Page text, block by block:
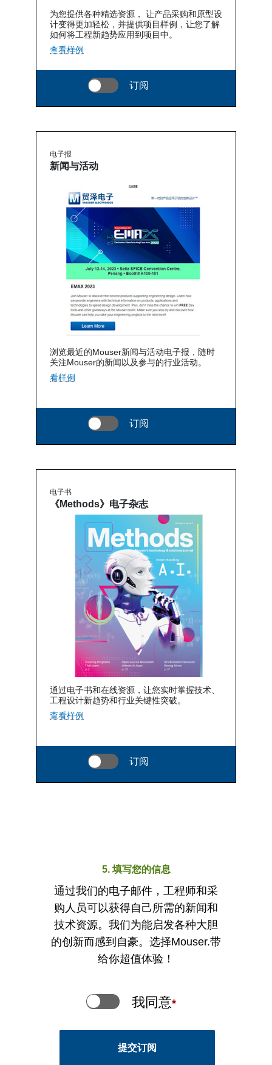
为您提供各种精选资源， 让产品采购和原型设
计变得更加轻松，并提供项目样例，让您了解
如何将工程新趋势应用到项目中。
查看样例
订阅
电子报
新闻与活动
浏览最近的Mouser新闻与活动电子报，随时
关注Mouser的新闻以及参与的行业活动。
看样例
订阅
电子书
《Methods》电子杂志
通过电子书和在线资源，让您实时掌握技术、
工程设计新趋势和行业关键性突破。
查看样例
订阅
5. 填写您的信息
通过我们的电子邮件，工程师和采
购人员可以获得自己所需的新闻和
技术资源。我们为能启发各种大胆
的创新而感到自豪。选择Mouser.带
给你超值体验！
我同意*